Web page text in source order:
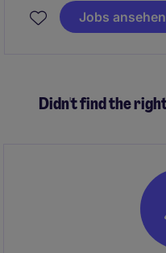
von der Konzeptphase
Prototypenentwicklung
Jobs ansehen
Didn't find the